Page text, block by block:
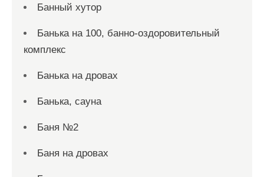
Банный хутор
Банька на 100, банно-оздоровительный
комплекс
Банька на дровах
Банька, сауна
Баня №2
Баня на дровах